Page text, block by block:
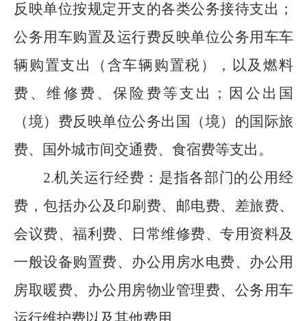
反映单位按规定开支的各类公务接待支出；
公务用车购置及运行费反映单位公务用车车
辆购置支出（含车辆购置税），以及燃料
费、维修费、保险费等支出；因公出国
（境）费反映单位公务出国（境）的国际旅
费、国外城市间交通费、食宿费等支出。
2.机关运行经费：是指各部门的公用经
费，包括办公及印刷费、邮电费、差旅费、
会议费、福利费、日常维修费、专用资料及
一般设备购置费、办公用房水电费、办公用
房取暖费、办公用房物业管理费、公务用车